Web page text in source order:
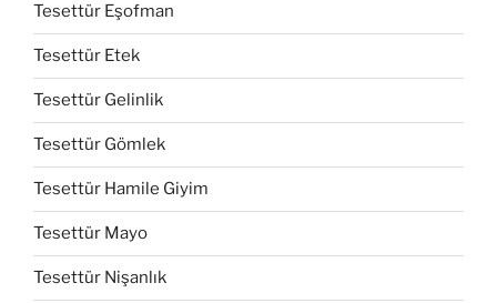
Tesettür Eşofman
Tesettür Etek
Tesettür Gelinlik
Tesettür Gömlek
Tesettür Hamile Giyim
Tesettür Mayo
Tesettür Nişanlık